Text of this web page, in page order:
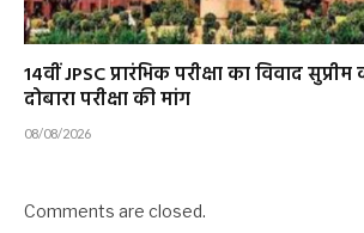
14वीं JPSC प्रारंभिक परीक्षा का विवाद
दोबारा परीक्षा की मांग
08/08/2026
Comments are closed.